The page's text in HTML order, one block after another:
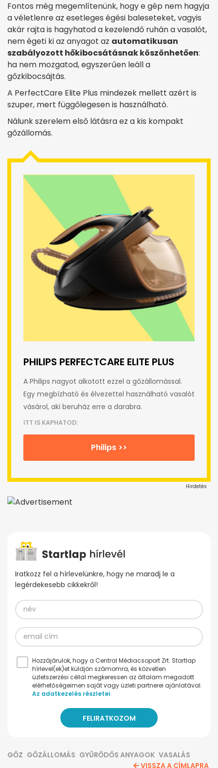
Fontos még megemlítenünk, hogy e gép nem hagyja
a véletlenre az esetleges égési baleseteket, vagyis
akár rajta is hagyhatod a kezelendő ruhán a vasalót,
nem égeti ki az anyagot az automatikusan
szabályozott hőkibocsátásnak köszönhetően:
ha nem mozgatod, egyszerűen leáll a
gőzkibocsájtás.
A PerfectCare Elite Plus mindezek mellett azért is
szuper, mert függőlegesen is használható.
Nálunk szerelem első látásra ez a kis kompakt
gőzállomás.
PHILIPS PERFECTCARE ELITE PLUS
A Philips nagyot alkotott ezzel a gőzállomással.
Egy megbízható és élvezettel használható vasalót
vásárol, aki beruház erre a darabra.
ITT IS KAPHATOD:
Philips >>
Hirdetés
Iratkozz fel a hírlevelünkre, hogy ne maradj le a
legérdekesebb cikkekről!
Hozzájárulok, hogy a Central Médiacsoport Zrt. Startlap
hírlevel(ek)et küldjön számomra, és közvetlen
üzletszerzési céllal megkeressen az általam megadott
elérhetőségeimen saját vagy üzleti partnerei ajánlatával.
Az adatkezelés részletei
GŐZ GŐZÁLLOMÁS GYŰRŐDŐS ANYAGOK VASALÁS
VISSZA A CÍMLAPRA